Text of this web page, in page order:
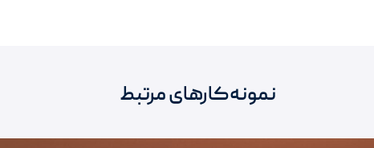
نمونه‌کارهای مرتبط